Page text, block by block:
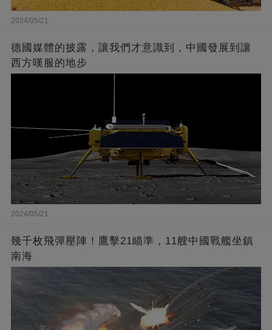
2024/05/21
德國媒體的披露，讓我們才意識到，中國發展到讓
西方嘆服的地步
2024/05/21
幾千枚飛彈壓陣！鷹擊21瞄準，11艘中國戰艦坐鎮
南海